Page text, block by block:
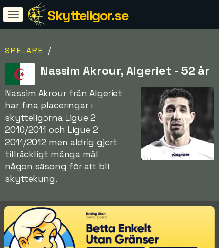
Skytteligor.se
SPELARE /
Nassim Akrour, Algeriet - 52 år
Nassim Akrour från Algeriet
har fina placeringar i
skytteligorna Ligue 2
2010/2011 och Ligue 2
2011/2012 men aldrig gjort
tillräckligt många mål
någon säsong för att bli
skyttekung.